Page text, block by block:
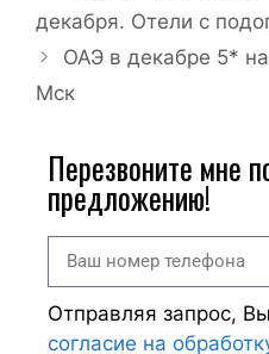
декабря. Отели с
ОАЭ в декабре 5*
Мск
Перезвоните мне
предложению!
Отправляя запрос,
согласие на